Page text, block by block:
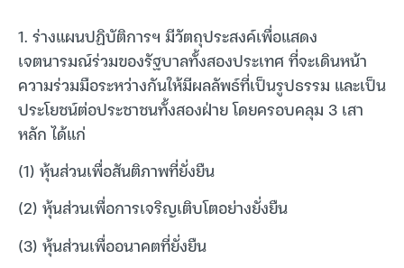
1. ร่างแผนปฏิบัติการฯ มีวัตถุประสงค์เพื่อแสดง
เจตนารมณ์ร่วมของรัฐบาลทั้งสองประเทศ ที่จะเดินหน้า
ความร่วมมือระหว่างกันให้มีผลลัพธ์ที่เป็นรูปธรรม และเป็น
ประโยชน์ต่อประชาชนทั้งสองฝ่าย โดยครอบคลุม 3 เสา
หลัก ได้แก่
(1) หุ้นส่วนเพื่อสันติภาพที่ยั่งยืน
(2) หุ้นส่วนเพื่อการเจริญเติบโตอย่างยั่งยืน
(3) หุ้นส่วนเพื่ออนาคตที่ยั่งยืน